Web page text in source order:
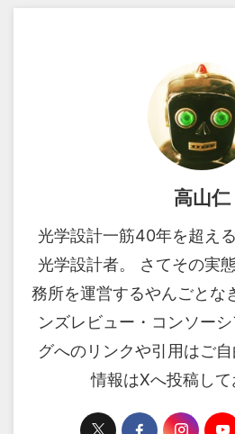
高山仁
光学設計一筋40年を超え
光学設計者。 さてその実
務所を運営するやんごとな
ンズレビュー・コンソー
グへのリンクや引用はご
情報はXへ投稿して